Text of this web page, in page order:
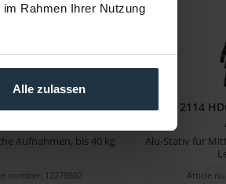
Rahmen Ihrer Nutzung
Alle zulassen
Aufnahmen, bis 40 kg
number: 12278502
Miller 2114
Alu-Stativ für
Article